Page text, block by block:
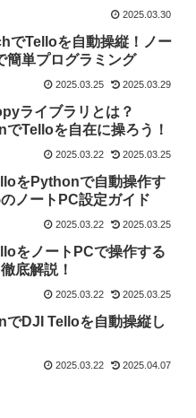
2025.03.30
でTelloを自動操縦！ノー
簡単プログラミング
2025.03.25 2025.03.29
ライブラリとは？
でTelloを自在に操ろう！
2025.03.22 2025.03.25
をPythonで自動操作す
ノートPC設定ガイド
2025.03.22 2025.03.25
をノートPCで操作する
底解説！
2025.03.22 2025.03.25
でDJI Telloを自動操縦し
2025.03.22 2025.04.07